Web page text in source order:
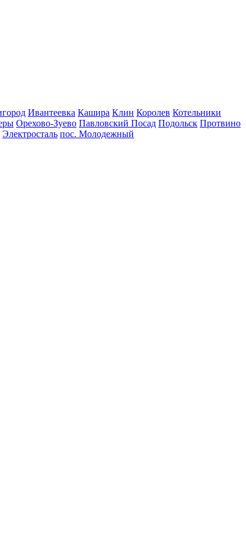
Ивантеевка Кашира Клин Королев Котельники
Орехово-Зуево Павловский Посад Подольск Протвино
Электросталь пос. Молодежный